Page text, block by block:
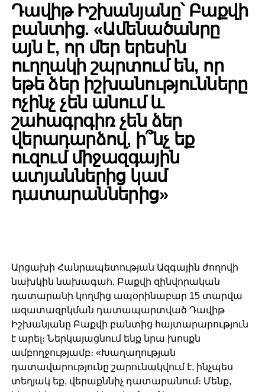
Դավիթ Իշխանյանը՝ Բաքվի
բանտից. «Ամենածանրը
այն է, որ մեր երեսին
ուղղակի շպրտում են, որ
եթե ձեր իշխանությունները
ոչինչ չեն անում և
շահագրգիռ չեն ձեր
վերադարձով, ի՞նչ եք
ուզում միջազգային
ատյաններից կամ
դատարաններից»
Արցախի Հանրապետության Ազգային ժողովի
նախկին նախագահ, Բաքվի զինվորական
դատարանի կողմից ապօրինաբար 15 տարվա
ազատազրկման դատապարտված Դավիթ
Իշխանյանը Բաքվի բանտից հայտարարություն
է արել։ Ներկայացնում ենք նրա խոսքն
ամբողջությամբ։ «Խաղաղության
դատավարությունը շարունակվում է, ինչպես
տեղյակ եք, վերաքննիչ դատարանում։ Մենք,